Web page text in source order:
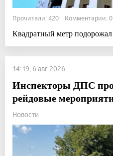
Прочитали: 420 Комментарии: 0
Квадратный метр подорожал
14:19, 6 авг 2026
Инспекторы ДПС
рейдовые
Новости